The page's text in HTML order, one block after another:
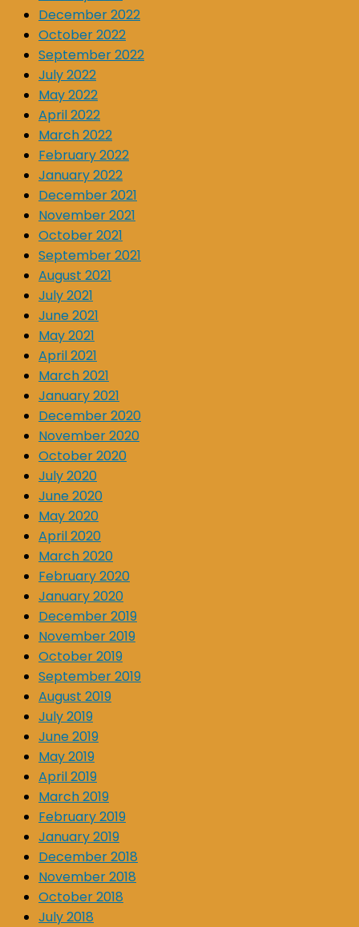
December 2022
October 2022
September 2022
July 2022
May 2022
April 2022
March 2022
February 2022
January 2022
December 2021
November 2021
October 2021
September 2021
August 2021
July 2021
June 2021
May 2021
April 2021
March 2021
January 2021
December 2020
November 2020
October 2020
July 2020
June 2020
May 2020
April 2020
March 2020
February 2020
January 2020
December 2019
November 2019
October 2019
September 2019
August 2019
July 2019
June 2019
May 2019
April 2019
March 2019
February 2019
January 2019
December 2018
November 2018
October 2018
July 2018